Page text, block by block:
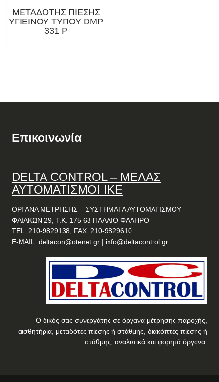
ΜΕΤΑΔΟΤΗΣ ΠΙΕΣΗΣ
ΥΓΙΕΙΝΟΥ ΤΥΠΟΥ DMP
331 P
Επικοινωνία
DELTA CONTROL– ΜΕΛΑΣ
ΑΥΤΟΜΑΤΙΣΜΟΙ ΙΚΕ
ΟΡΓΑΝΑ ΜΕΤΡΗΣΗΣ – ΣΥΣΤΗΜΑΤΑ ΑΥΤΟΜΑΤΙΣΜΟΥ
ΦΑΙΑΚΩΝ 29, Τ.Κ. 175 63 ΠΑΛΑΙΟ ΦΑΛΗΡΟ
TEL: 210-9829138; FAX: 210-9829610
E-MAIL: deltacon@otenet.gr| info@deltacontrol.gr
Ο δικός σας συνεργάτης σε όργανα μέτρησης παροχής,
αισθητήρια, μεταδότες πίεσης ή στάθμης, διακόπτες πίεσης ή
στάθμης, αναλυτικά και φορητά όργανα.